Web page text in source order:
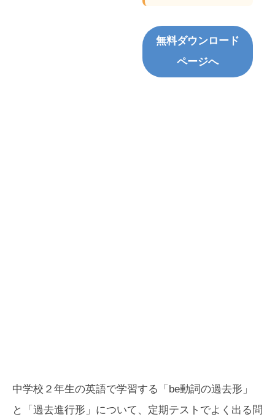
無料ダウンロード
ページへ
中学校２年生の英語で学習する「be動詞の過去形」
と「過去進行形」について、定期テストでよく出る問